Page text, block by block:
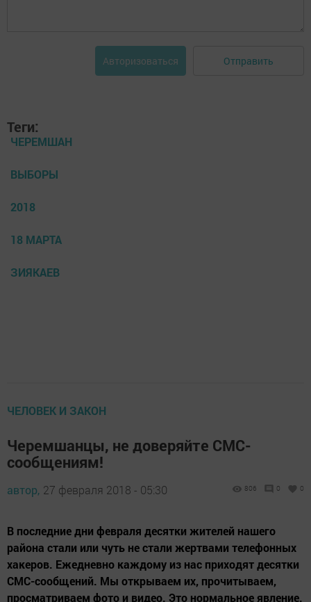
Авторизоваться Отправить
Теги:
ЧЕРЕМШАН
ВЫБОРЫ
2018
18 МАРТА
ЗИЯКАЕВ
ЧЕЛОВЕК И ЗАКОН
Черемшанцы, не доверяйте СМС-
сообщениям!
автор, 27 февраля 2018 - 05:30 806 0 0
В последние дни февраля десятки жителей нашего
района стали или чуть не стали жертвами телефонных
хакеров. Ежедневно каждому из нас приходят десятки
СМС-сообщений. Мы открываем их, прочитываем,
просматриваем фото и видео. Это нормальное явление.